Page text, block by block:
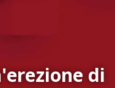
di